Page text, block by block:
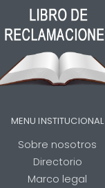
MENU INSTITUCIONAL
Sobre nosotros
Directorio
Marco legal